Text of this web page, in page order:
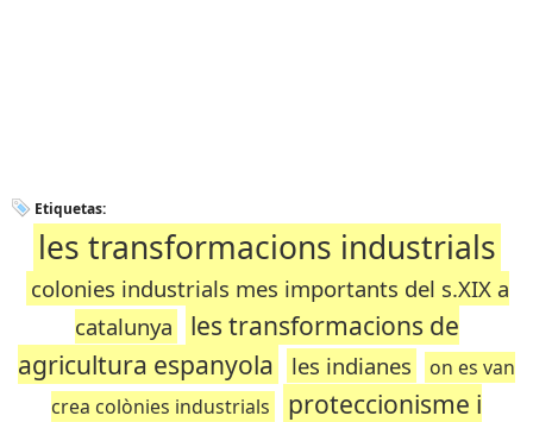
Etiquetas:
les transformacions industrials
colonies industrials mes importants del s.XIX a
catalunya
les transformacions de
agricultura espanyola
les indianes
on es van
crea colònies industrials
proteccionisme i